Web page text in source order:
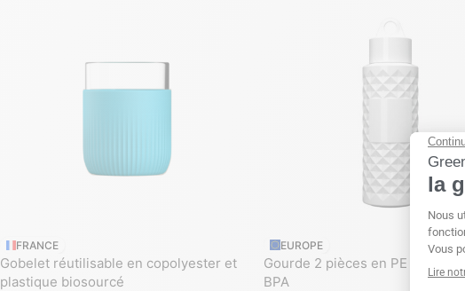
FRANCE
Gobelet réutilisable en copolyester et
plastique biosourcé
EUROPE
Gourde 2 pièces en PE
BPA